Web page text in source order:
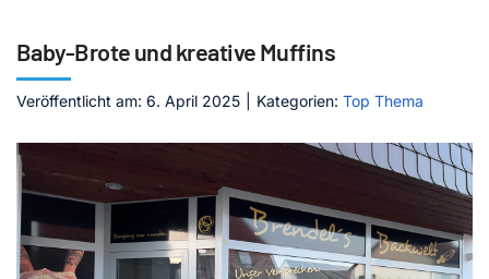
Service
Mediathek
Jetzt abonnieren
Kontakt
Baby-Brote und kreative Muffins
Veröffentlicht am: 6. April 2025 Kategorien: Top Thema